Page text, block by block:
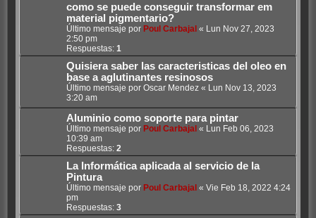
como se puede conseguir transformar em
material pigmentario?
Último mensaje por Poul Carbajal « Lun Nov 27, 2023
2:50 pm
Respuestas: 1
Quisiera saber las caracteristicas del oleo en
base a aglutinantes resinosos
Último mensaje por Oscar Mendez« Lun Nov 13, 2023
3:20 am
Aluminio como soporte para pintar
Último mensaje por Poul Carbajal « Lun Feb 06, 2023
10:39 am
Respuestas: 2
La Informática aplicada al servicio de la
Pintura
Último mensaje por Poul Carbajal « Vie Feb 18, 2022 4:24
pm
Respuestas: 3